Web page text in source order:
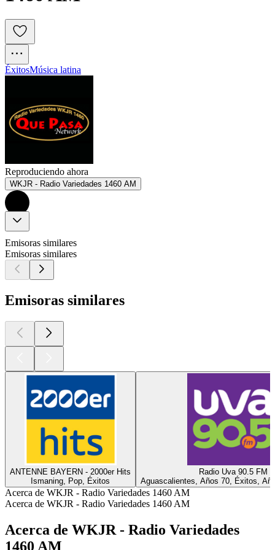
ÉxitosMúsica latina
Reproduciendo ahora
WKJR - Radio Variedades 1460 AM
Emisoras similares
Emisoras similares
Emisoras similares
ANTENNE BAYERN - 2000er Hits
Ismaning, Pop, Éxitos
Radio Uva 90.5 FM
Aguascalientes, Años 70, Éxitos,
Acerca de WKJR - Radio Variedades 1460 AM
Acerca de WKJR - Radio Variedades 1460 AM
Acerca de WKJR - Radio Variedades
1460 AM